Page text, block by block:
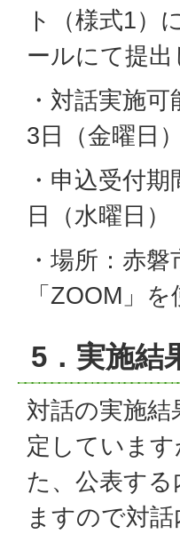
ト（様式1）
ールにて提出
・対話実施
3日（金曜日
・申込受付
日（水曜日）
・場所：赤
「ZOOM」
5．実施結
対話の実施
定していま
た、公表す
ますので対